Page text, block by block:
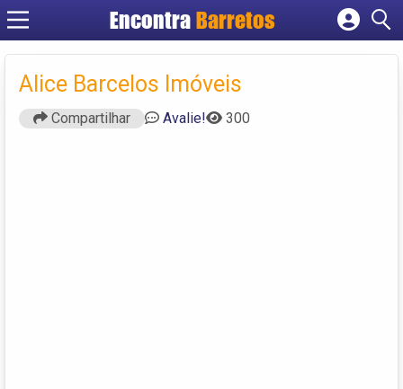
Encontra Barretos
Cadastrar empresa
Criar conta
Alice Barcelos Imóveis
Compartilhar Avalie! 300